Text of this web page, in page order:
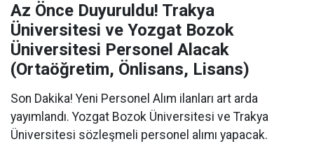
Az Önce Duyuruldu! Trakya
Üniversitesi ve Yozgat Bozok
Üniversitesi Personel Alacak
(Ortaöğretim, Önlisans, Lisans)
Son Dakika! Yeni Personel Alım ilanları art arda
yayımlandı. Yozgat Bozok Üniversitesi ve Trakya
Üniversitesi sözleşmeli personel alımı yapacak.